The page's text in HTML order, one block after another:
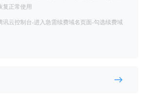
复正常使用
讯云控制台-进入急需续费域名页面-勾选续费域